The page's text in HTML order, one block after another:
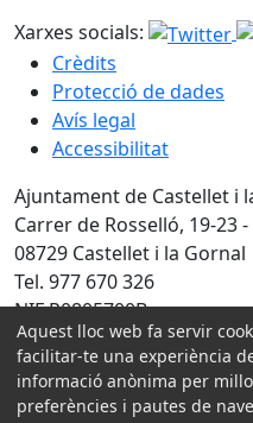
Xarxes socials:
Crèdits
Protecció de dades
Avís legal
Accessibilitat
Ajuntament de Castellet i
Carrer de Rosselló, 19-23
08729 Castellet i la Gornal
Tel. 977 670 326
NIF P0805700B
Amb la col·laboració de:
Aquest lloc web fa servir
facilitar-te una experiència
informació anònima per
preferències i pautes de